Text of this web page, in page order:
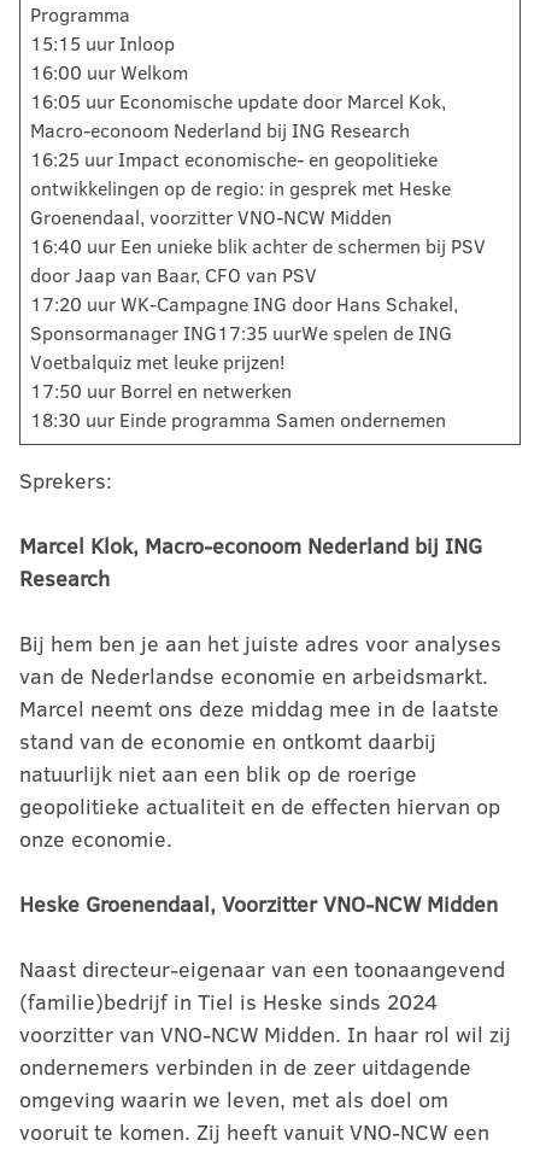
Programma
15:15 uur Inloop
16:00 uur Welkom
16:05 uur Economische update door Marcel Kok,
Macro-econoom Nederland bij ING Research
16:25 uur Impact economische- en geopolitieke
ontwikkelingen op de regio: in gesprek met Heske
Groenendaal, voorzitter VNO-NCW Midden
16:40 uur Een unieke blik achter de schermen bij PSV
door Jaap van Baar, CFO van PSV
17:20 uur WK-Campagne ING door Hans Schakel,
Sponsormanager ING17:35 uurWe spelen de ING
Voetbalquiz met leuke prijzen!
17:50 uur Borrel en netwerken
18:30 uur Einde programma Samen ondernemen
Sprekers:
Marcel Klok, Macro-econoom Nederland bij ING
Research
Bij hem ben je aan het juiste adres voor analyses
van de Nederlandse economie en arbeidsmarkt.
Marcel neemt ons deze middag mee in de laatste
stand van de economie en ontkomt daarbij
natuurlijk niet aan een blik op de roerige
geopolitieke actualiteit en de effecten hiervan op
onze economie.
Heske Groenendaal, Voorzitter VNO-NCW Midden
Naast directeur-eigenaar van een toonaangevend
(familie)bedrijf in Tiel is Heske sinds 2024
voorzitter van VNO-NCW Midden. In haar rol wil zij
ondernemers verbinden in de zeer uitdagende
omgeving waarin we leven, met als doel om
vooruit te komen. Zij heeft vanuit VNO-NCW een